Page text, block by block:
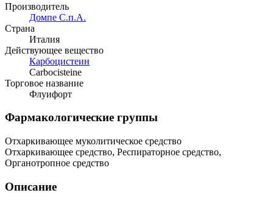
Производитель
Домпе С.п.А.
Страна
Италия
Действующее вещество
Карбоцистеин
Carbocisteine
Торговое название
Флуифорт
Фармакологические группы
Отхаркивающее муколитическое средство
Отхаркивающее средство, Респираторное средство,
Органотропное средство
Описание